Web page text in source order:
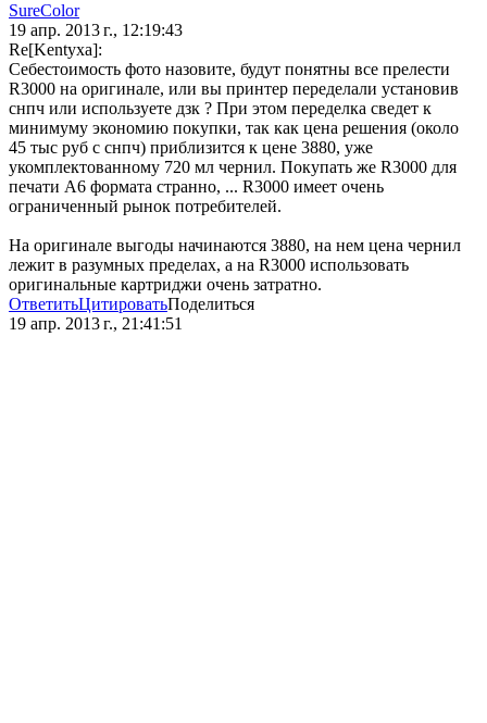
SureColor
19 апр. 2013 г., 12:19:43
Re[Kentyxa]:
Себестоимость фото назовите, будут понятны все прелести
R3000 на оригинале, или вы принтер переделали установив
снпч или используете дзк ? При этом переделка сведет к
минимуму экономию покупки, так как цена решения (около
45 тыс руб с снпч) приблизится к цене 3880, уже
укомплектованному 720 мл чернил. Покупать же R3000 для
печати A6 формата странно, ... R3000 имеет очень
ограниченный рынок потребителей.
На оригинале выгоды начинаются 3880, на нем цена чернил
лежит в разумных пределах, а на R3000 использовать
оригинальные картриджи очень затратно.
ОтветитьЦитироватьПоделиться
19 апр. 2013 г., 21:41:51